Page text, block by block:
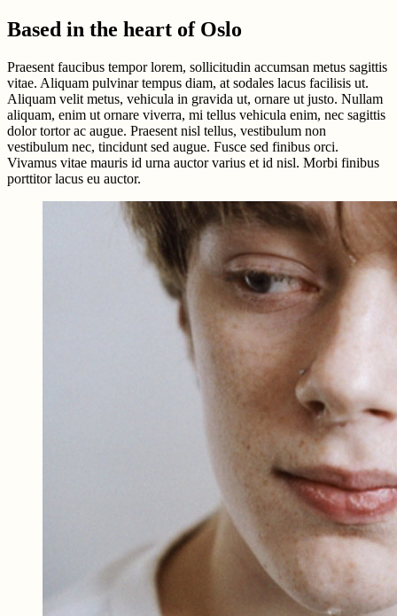
Based in the heart of Oslo
Praesent faucibus tempor lorem, sollicitudin accumsan metus sagittis
vitae. Aliquam pulvinar tempus diam, at sodales lacus facilisis ut.
Aliquam velit metus, vehicula in gravida ut, ornare ut justo. Nullam
aliquam, enim ut ornare viverra, mi tellus vehicula enim, nec sagittis
dolor tortor ac augue. Praesent nisl tellus, vestibulum non
vestibulum nec, tincidunt sed augue. Fusce sed finibus orci.
Vivamus vitae mauris id urna auctor varius et id nisl. Morbi finibus
porttitor lacus eu auctor.